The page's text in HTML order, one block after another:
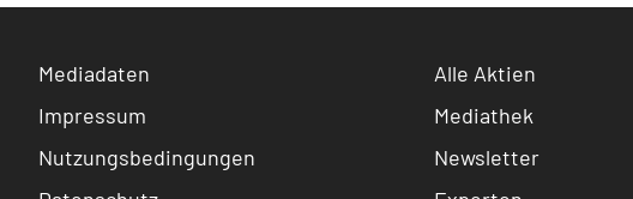
Mediadaten
Impressum
Nutzungsbedingungen
Alle Aktien
Mediathek
Newsletter